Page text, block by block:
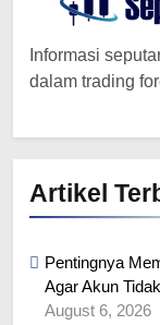
Informasi
dalam trading
Artikel
Pentingnya
Agar Akun
August 6, 2026